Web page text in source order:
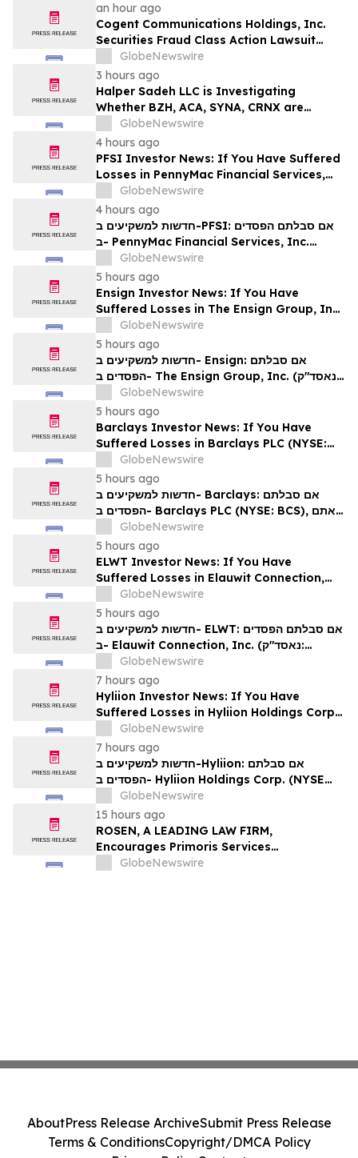
an hour ago
Cogent Communications Holdings, Inc.
Securities Fraud Class Action Lawsuit
Filed; September 21, 2026, Lead Plaintiff
Deadline – Contact Kessler Topaz Meltzer
& Check, LLP
GlobeNewswire
3 hours ago
Halper Sadeh LLC is Investigating
Whether BZH, ACA, SYNA, CRNX are
Obtaining Fair Deals for their
Shareholders
GlobeNewswire
4 hours ago
PFSI Investor News: If You Have Suffered
Losses in PennyMac Financial Services,
Inc. (NYSE: PFSI), You Are Encouraged to
Contact The Rosen Law Firm About Your
Rights
GlobeNewswire
4 hours ago
חדשות למשקיעים ב-PFSI: אם סבלתם הפסדים
ב- PennyMac Financial Services, Inc.
(NYSE: PFSI), אתם מוזמנים ליצור קשר עם
משרד רוזן עורכי דין בנוגע לזכויותיכם
GlobeNewswire
5 hours ago
Ensign Investor News: If You Have
Suffered Losses in The Ensign Group, Inc.
(NASDAQ: ENSG), You Are Encouraged to
Contact The Rosen Law Firm About Your
Rights
GlobeNewswire
5 hours ago
חדשות למשקיעים ב- Ensign: אם סבלתם
הפסדים ב- The Ensign Group, Inc. (נאסד"ק:
ENSG), אתם מוזמנים ליצור קשר עם משרד רוזן
עורכי דין בנוגע לזכויותיכם
GlobeNewswire
5 hours ago
Barclays Investor News: If You Have
Suffered Losses in Barclays PLC (NYSE:
BCS), You Are Encouraged to Contact The
Rosen Law Firm About Your Rights
GlobeNewswire
5 hours ago
חדשות למשקיעים ב- Barclays: אם סבלתם
הפסדים ב- Barclays PLC (NYSE: BCS), אתם
מוזמנים ליצור קשר עם משרד רוזן עורכי דין בנוגע
לזכויותיכם
GlobeNewswire
5 hours ago
ELWT Investor News: If You Have
Suffered Losses in Elauwit Connection,
Inc. (NASDAQ: ELWT), You Are
Encouraged to Contact The Rosen Law
Firm About Your Rights
GlobeNewswire
5 hours ago
חדשות למשקיעים ב- ELWT: אם סבלתם הפסדים
ב- Elauwit Connection, Inc. (נאסד"ק:
ELWT), אתם מוזמנים ליצור קשר עם משרד רוזן
עורכי דין בנוגע לזכויותיכם
GlobeNewswire
7 hours ago
Hyliion Investor News: If You Have
Suffered Losses in Hyliion Holdings Corp.
(NYSE American: HYLN), You Are
Encouraged to Contact The Rosen Law
Firm About Your Rights
GlobeNewswire
7 hours ago
חדשות למשקיעים ב-Hyliion: אם סבלתם
הפסדים ב- Hyliion Holdings Corp. (NYSE
American: HYLN), אתם מוזמנים ליצור קשר עם
משרד רוזן עורכי דין בנוגע לזכויותיכם
GlobeNewswire
15 hours ago
ROSEN, A LEADING LAW FIRM,
Encourages Primoris Services
Corporation Investors to Secure Counsel
GlobeNewswire
AboutPress Release ArchiveSubmit Press Release
Terms & ConditionsCopyright/DMCA Policy